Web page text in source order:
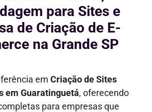
para Sites e
de Criação de E-
na Grande SP
em Criação de Sites
em Guaratinguetá, oferecendo
para empresas que